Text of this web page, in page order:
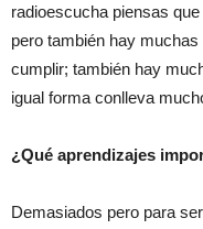
radioescucha piensas
pero también hay
cumplir; también hay
igual forma conlleva
¿Qué aprendizajes
Demasiados pero para